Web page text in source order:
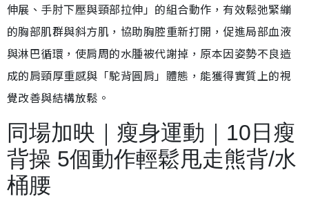
伸展、手肘下壓與頸部拉伸」的組合動作，有效鬆弛緊繃
的胸部肌群與斜方肌，協助胸腔重新打開，促進局部血液
與淋巴循環，使肩周的水腫被代謝掉，原本因姿勢不良造
成的肩頸厚重感與「駝背圓肩」體態，能獲得實質上的視
覺改善與結構放鬆。
同場加映｜瘦身運動｜10日瘦
背操 5個動作輕鬆甩走熊背/水
桶腰